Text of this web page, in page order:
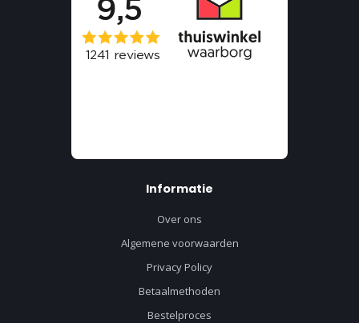
Informatie
Over ons
Algemene voorwaarden
Privacy Policy
Betaalmethoden
Bestelproces